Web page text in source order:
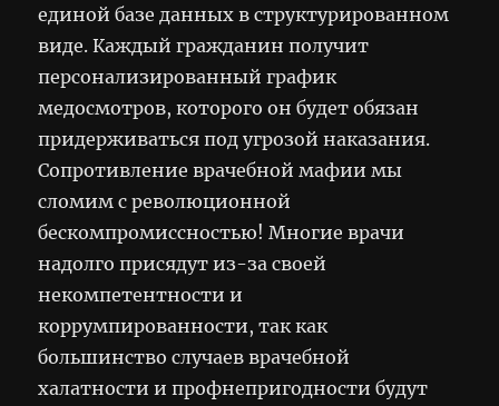
единой базе данных в структурированном
виде. Каждый гражданин получит
персонализированный график
медосмотров, которого он будет обязан
придерживаться под угрозой наказания.
Сопротивление врачебной мафии мы
сломим с революционной
бескомпромиссностью! Многие врачи
надолго присядут из-за своей
некомпетентности и
коррумпированности, так как
большинство случаев врачебной
халатности и профнепригодности будут